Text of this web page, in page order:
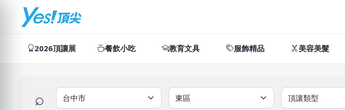
2026頂讓展 餐飲小吃 教育文具 服飾精品 美容美髮
⌕